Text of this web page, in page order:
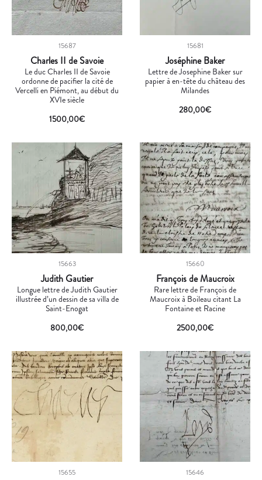
15687
Charles II de Savoie
Le duc Charles II de Savoie
ordonne de pacifier la cité de
Vercelli en Piémont, au début du
XVIe siècle
1500,00€
15681
Joséphine Baker
Lettre de Josephine Baker sur
papier à en-tête du château des
Milandes
280,00€
15663
Judith Gautier
Longue lettre de Judith Gautier
illustrée d’un dessin de sa villa de
Saint-Enogat
800,00€
15660
François de Maucroix
Rare lettre de François de
Maucroix à Boileau citant La
Fontaine et Racine
2500,00€
15655 15646